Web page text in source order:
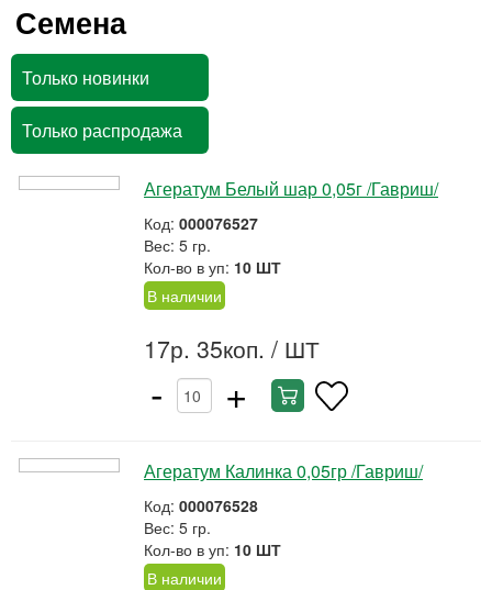
Семена
Только новинки
Только распродажа
Агератум Белый шар 0,05г /Гавриш/
Код: 000076527
Вес: 5 гр.
Кол-во в уп: 10 ШТ
В наличии
17р. 35коп. / ШТ
- +
Агератум Калинка 0,05гр /Гавриш/
Код: 000076528
Вес: 5 гр.
Кол-во в уп: 10 ШТ
В наличии